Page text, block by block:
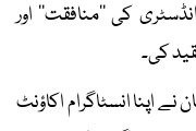
کی ’’منافقت‘‘ اور
کی۔
اپنا انسٹاگرام اکاؤنٹ